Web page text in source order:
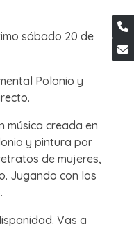
sábado 20 de
Polonio y
música creada en
y pintura por
de mujeres,
Jugando con los
Vas a